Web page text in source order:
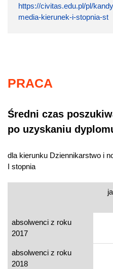
https://civitas.edu.pl/pl/
media-kierunek-i-stopnia-st
PRACA
Średni czas
po uzyskaniu
dla kierunku Dziennikarstwo i
I stopnia
absolwenci z roku
2017
absolwenci z roku
2018